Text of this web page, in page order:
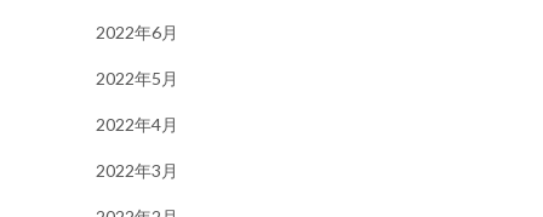
2022年6月
2022年5月
2022年4月
2022年3月